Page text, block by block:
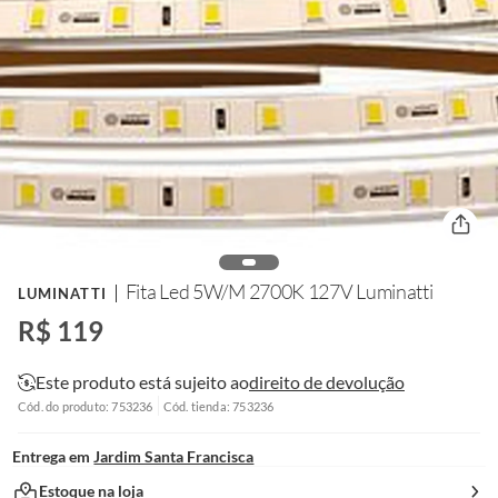
LUMINATTI Fita Led 5W/M 2700K 127V Luminatti
R$ 119
Este produto está sujeito aodireito de devolução
Cód. do produto: 753236 Cód. tienda: 753236
Entrega em Jardim Santa Francisca
Estoque na loja